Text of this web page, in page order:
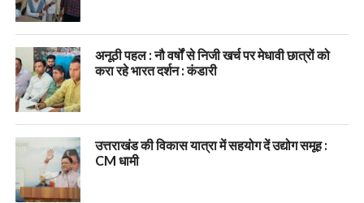
अनूठी पहल : नौ वर्षों से निजी खर्च पर मेधावी छात्रों को
करा रहे भारत दर्शन : कंडारी
उत्तराखंड की विकास यात्रा में सहयोग दें उद्योग समूह :
CM धामी